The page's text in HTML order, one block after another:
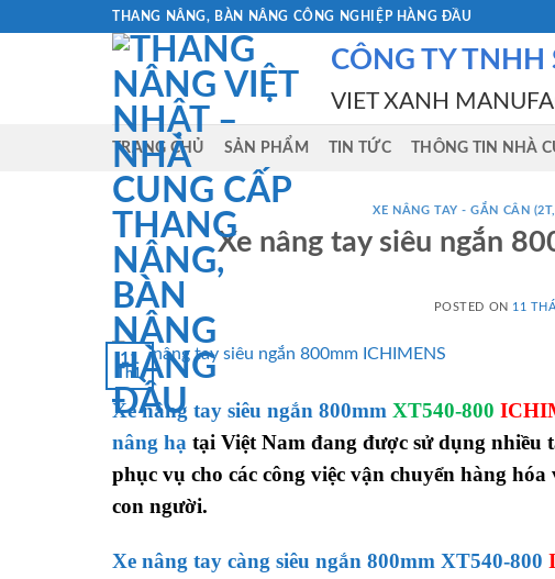
THANG NÂNG, BÀN NÂNG CÔNG NGHIỆP HÀNG ĐẦU
CÔNG TY TNHH
VIET XANH
TRANG CHỦ SẢN PHẨM TIN TỨC THÔNG TIN NHÀ
XE NÂNG TAY - GẮN CÂN
Xe nâng tay siêu ngắn
POSTED ON 11
11
Th1
Xe nâng tay siêu ngắn 800mm XT540-800
nâng hạ tại Việt Nam đang được sử dụng nhiều
phục vụ cho các công việc vận chuyển hàng
con người.
Xe nâng tay càng siêu ngắn 800mm XT540-800